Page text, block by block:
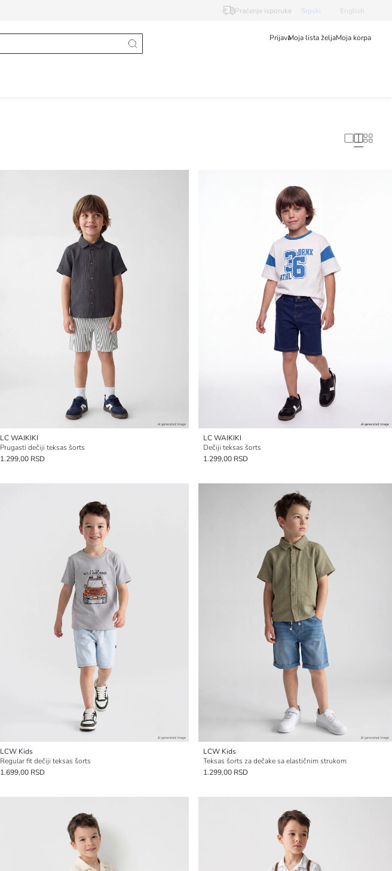
Praćenje isporuke Srpski English
PrijavaMoja lista željaMoja korpa
LC WAIKIKI
Prugasti dečiji teksas šorts
1.299,00 RSD
LC WAIKIKI
Dečiji teksas šorts
1.299,00 RSD
LCW Kids
Regular fit dečiji teksas šorts
1.699,00 RSD
LCW Kids
Teksas šorts za dečake sa elastičnim strukom
1.299,00 RSD